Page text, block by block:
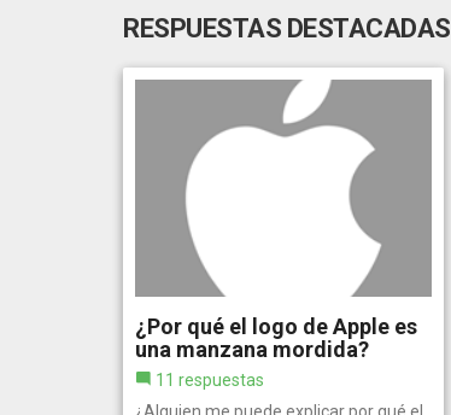
RESPUESTAS DESTACADAS
¿Por qué el logo de Apple es
una manzana mordida?
11 respuestas